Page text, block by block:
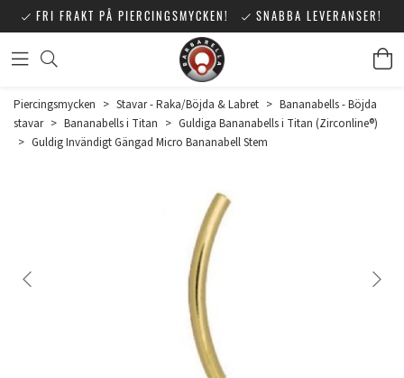
FRI FRAKT PÅ PIERCINGSMYCKEN! SNABBA LEVERANSER!
Piercingsmycken > Stavar - Raka/Böjda & Labret > Bananabells - Böjda
stavar > Bananabells i Titan > Guldiga Bananabells i Titan (Zirconline®)
> Guldig Invändigt Gängad Micro Bananabell Stem